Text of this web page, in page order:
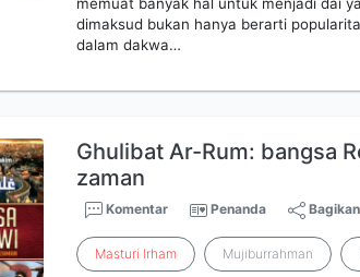
dimaksud bukan hanya berarti
dalam dakwa…
Ghulibat Ar-Rum: bangsa
zaman
Komentar Penanda Bagikan
Masturi Irham Mujiburrahman